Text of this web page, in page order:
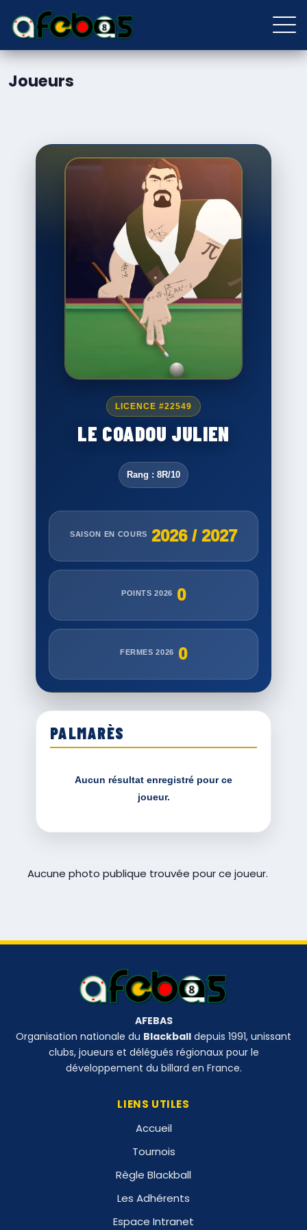
Joueurs
LICENCE #22549
LE COADOU JULIEN
Rang : 8R/10
SAISON EN COURS 2026 / 2027
POINTS 2026 0
FERMES 2026 0
PALMARÈS
Aucun résultat enregistré pour ce
joueur.
Aucune photo publique trouvée pour ce joueur.
AFEBAS
Organisation nationale du Blackball depuis 1991, unissant
clubs, joueurs et délégués régionaux pour le
développement du billard en France.
LIENS UTILES
Accueil
Tournois
Règle Blackball
Les Adhérents
Espace Intranet